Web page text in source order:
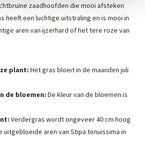
zaadhoofden die mooi afsteken
heeft een luchtige uitstraling en is mooi in
aren van ijzerhard of het tere roze van
plant: Het gras bloeit in de maanden juli
de bloemen: De kleur van de bloemen is
Verdergras wordt ongeveer 40 cm hoog
uitgebloeide aren van Stipa tenuissima in